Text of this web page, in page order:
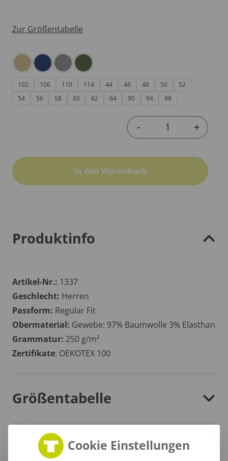
Zur Größentabelle
102 106 110 114 44 46 48 50
52
54
56 58 60 62 64 90 94 98
Quantity
- +
In den Warenkorb
Produktinfo
Artikel-Nr.: 1337
Geschlecht: Herren
Passform: Regular Fit
Obermaterial: Gewebe: 97% Baumwolle 3% Elasthan
Grammatur: 250 g/m²
Zertifikate: OEKOTEX 100
Größentabelle
LieferzeitCookie Einstellungen